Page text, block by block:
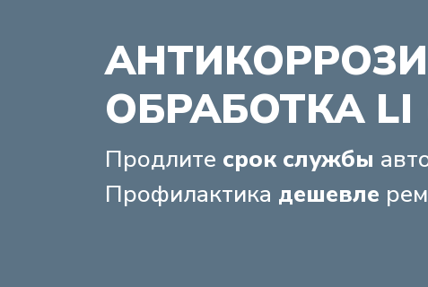
ОБРАБОТКА LI
Продлите срок службы
Профилактика дешевле